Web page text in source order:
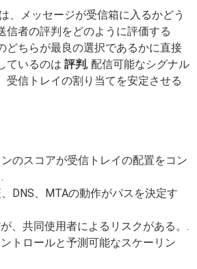
、メッセージが受信箱に入るかどう
信者の評判をどのように評価する
どちらが最良の選択であるかに直接
ているのは 評判, 配信可能なシグナル
受信トレイの割り当てを安定させる
のスコアが受信トレイの配置をコン
DNS、MTAの動作がパスを決定す
、共同使用者によるリスクがある。.
トロールと予測可能なスケーリン